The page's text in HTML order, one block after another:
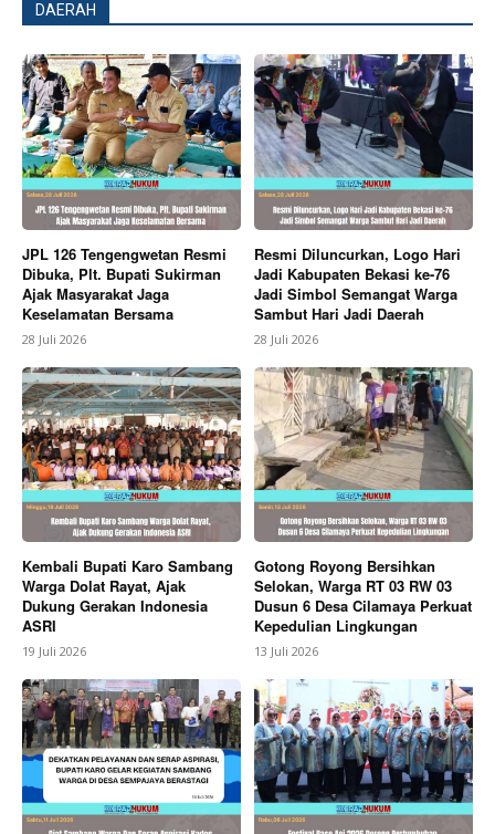
SUBSCRIBE NOW
Company
About
Contact us
Subscription Plans
My account
Bagikan Artikel
Berita Lainnya Puskesmas Setu Hadirkan Inovasi
BENING, Perkuat Pengawasan Kualitas Air Minum
Berbasis Masyarakat
DAERAH
JPL 126 Tengengwetan Resmi
Dibuka, Plt. Bupati Sukirman
Ajak Masyarakat Jaga
Keselamatan Bersama
28 Juli 2026
Resmi Diluncurkan, Logo Hari
Jadi Kabupaten Bekasi ke-76
Jadi Simbol Semangat Warga
Sambut Hari Jadi Daerah
28 Juli 2026
Kembali Bupati Karo Sambang
Warga Dolat Rayat, Ajak
Dukung Gerakan Indonesia
ASRI
19 Juli 2026
Gotong Royong Bersihkan
Selokan, Warga RT 03 RW 03
Dusun 6 Desa Cilamaya Perkuat
Kepedulian Lingkungan
13 Juli 2026